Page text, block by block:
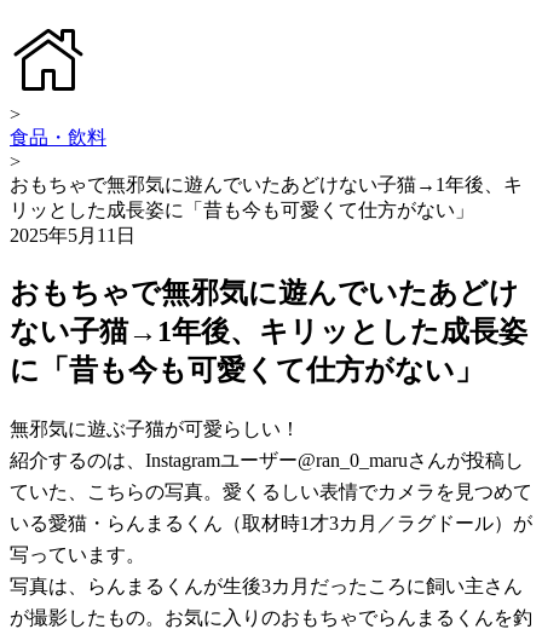
>
食品・飲料
>
おもちゃで無邪気に遊んでいたあどけない子猫→1年後、キ
リッとした成長姿に「昔も今も可愛くて仕方がない」
2025年5月11日
おもちゃで無邪気に遊んでいたあどけ
ない子猫→1年後、キリッとした成長姿
に「昔も今も可愛くて仕方がない」
無邪気に遊ぶ子猫が可愛らしい！
紹介するのは、Instagramユーザー@ran_0_maruさんが投稿し
ていた、こちらの写真。愛くるしい表情でカメラを見つめて
いる愛猫・らんまるくん（取材時1才3カ月／ラグドール）が
写っています。
写真は、らんまるくんが生後3カ月だったころに飼い主さん
が撮影したもの。お気に入りのおもちゃでらんまるくんを釣